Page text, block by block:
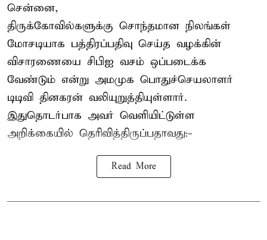
சென்னை,
திருக்கோவில்களுக்கு சொந்தமான நிலங்கள்
மோசடியாக பத்திரப்பதிவு செய்த வழக்கின்
விசாரணையை சிபிஐ வசம் ஒப்படைக்க
வேண்டும் என்று அமமுக பொதுச்செயலாளர்
டிடிவி தினகரன் வலியுறுத்தியுள்ளார்.
இதுதொடர்பாக அவர் வெளியிட்டுள்ள
அறிக்கையில் தெரிவித்திருப்பதாவது:-
Read More